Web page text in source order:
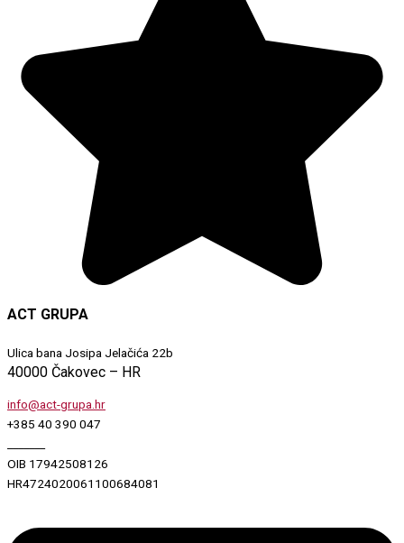
ACT GRUPA
Ulica bana Josipa Jelačića 22b
40000 Čakovec – HR
info@act-grupa.hr
+385 40 390 047
OIB 17942508126
HR4724020061100684081